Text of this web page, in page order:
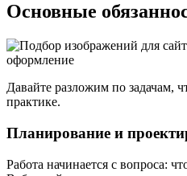
Основные
Давайте разложим по задачам,
практике.
Планирование и
Работа начинается с вопроса: